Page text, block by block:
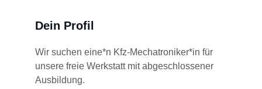
Wir suchen eine*n Kfz-Mechatroniker*in für
unsere freie Werkstatt mit abgeschlossener
Ausbildung.
Dein Profil